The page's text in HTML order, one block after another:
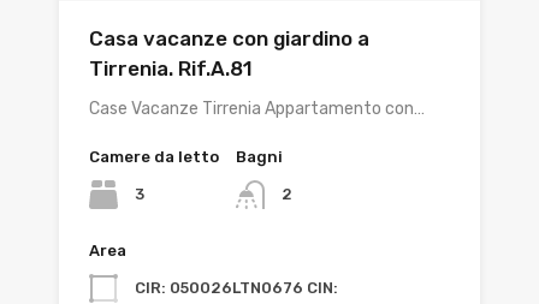
Casa vacanze con giardino a
Tirrenia. Rif.A.81
Case Vacanze Tirrenia Appartamento con…
Camere da letto
3
Bagni
2
Area
CIR: 050026LTN0676 CIN: